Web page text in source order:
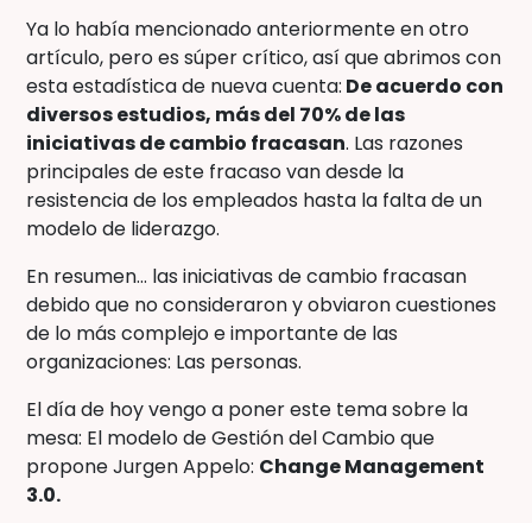
Ya lo había mencionado anteriormente en otro
artículo, pero es súper crítico, así que abrimos con
esta estadística de nueva cuenta: De acuerdo con
diversos estudios, más del 70% de las
iniciativas de cambio fracasan. Las razones
principales de este fracaso van desde la
resistencia de los empleados hasta la falta de un
modelo de liderazgo.
En resumen… las iniciativas de cambio fracasan
debido que no consideraron y obviaron cuestiones
de lo más complejo e importante de las
organizaciones: Las personas.
El día de hoy vengo a poner este tema sobre la
mesa: El modelo de Gestión del Cambio que
propone Jurgen Appelo: Change Management
3.0.